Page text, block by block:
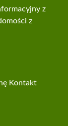
z
z
Kontakt